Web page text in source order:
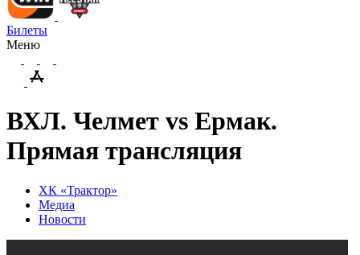
Билеты
Меню
ВХЛ. Челмет vs Ермак.
Прямая трансляция
ХК «Трактор»
Медиа
Новости